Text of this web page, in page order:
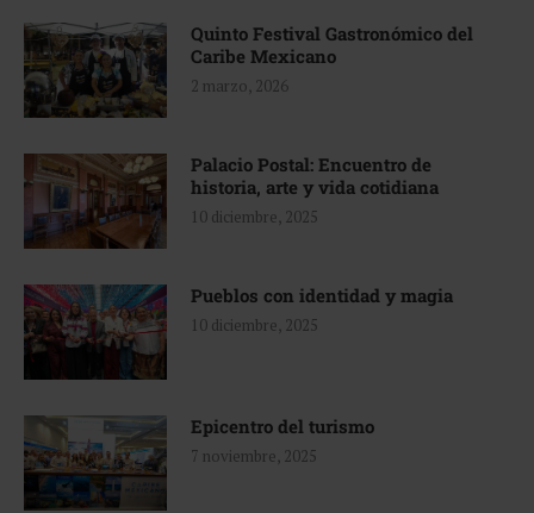
Quinto Festival Gastronómico del
Caribe Mexicano
2 marzo, 2026
Palacio Postal: Encuentro de
historia, arte y vida cotidiana
10 diciembre, 2025
Pueblos con identidad y magia
10 diciembre, 2025
Epicentro del turismo
7 noviembre, 2025